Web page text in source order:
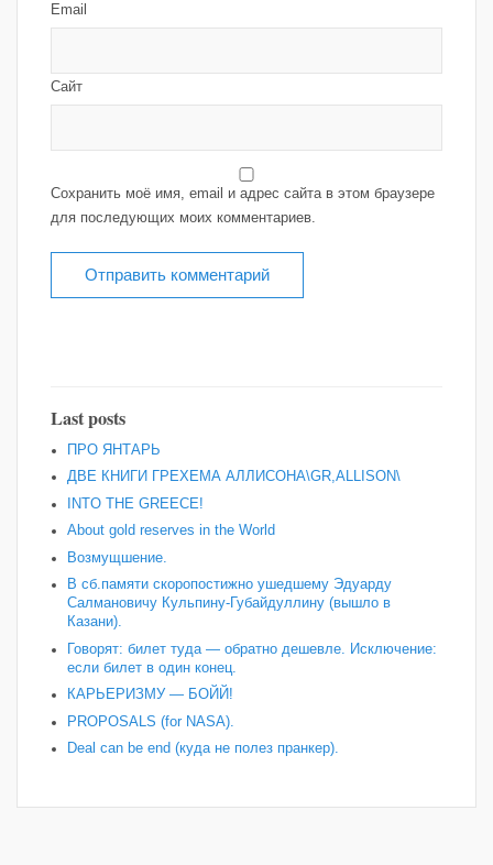
Email
Сайт
Сохранить моё имя, email и адрес сайта в этом браузере
для последующих моих комментариев.
Last posts
ПРО ЯНТАРЬ
ДВЕ КНИГИ ГРЕХЕМА АЛЛИСОНА\GR,ALLISON\
INTO THE GREECE!
About gold reserves in the World
Возмущшение.
В сб.памяти скоропостижно ушедшему Эдуарду
Салмановичу Кульпину-Губайдуллину (вышло в
Казани).
Говорят: билет туда — обратно дешевле. Исключение:
если билет в один конец.
КАРЬЕРИЗМУ — БОЙЙ!
PROPOSALS (for NASA).
Deal can be end (куда не полез пранкер).